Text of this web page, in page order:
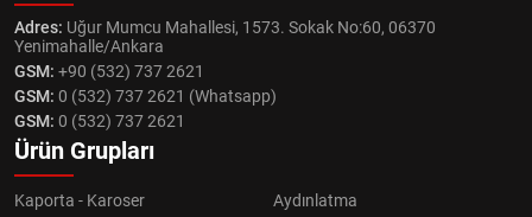
Adres: Uğur Mumcu Mahallesi, 1573. Sokak No:60, 06370
Yenimahalle/Ankara
GSM: +90 (532) 737 2621
GSM: 0 (532) 737 2621 (Whatsapp)
GSM: 0 (532) 737 2621
Ürün Grupları
Kaporta - Karoser
Aydınlatma